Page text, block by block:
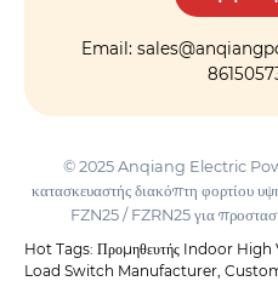
Email:
© 2025 Anqiang Electric
κατασκευαστής διακόπτη φορτίου
FZN25 / FZRN25 για
Hot Tags: Προμηθευτής Indoor
Load Switch Manufacturer,